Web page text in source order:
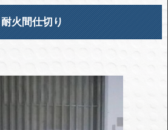
耐火間仕切り